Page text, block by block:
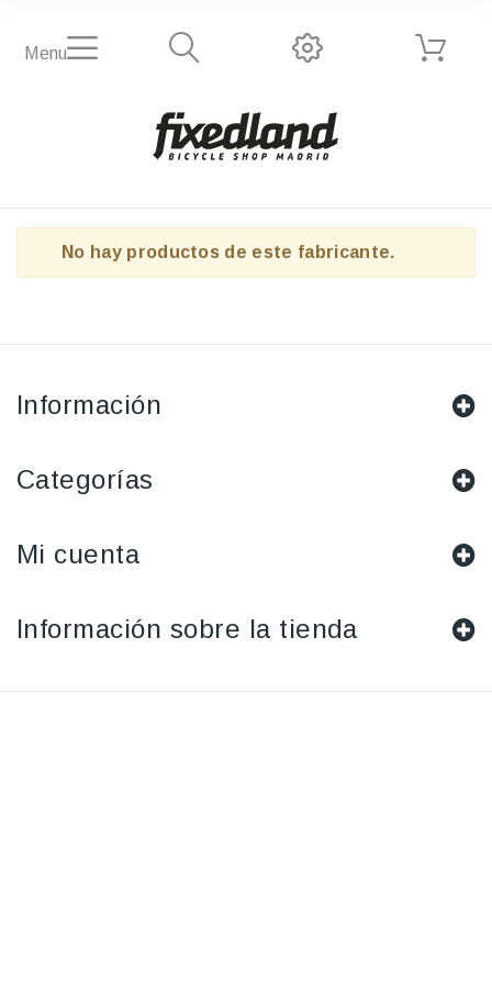
Menu
No hay productos de este fabricante.
Información
Categorías
Mi cuenta
Información sobre la tienda